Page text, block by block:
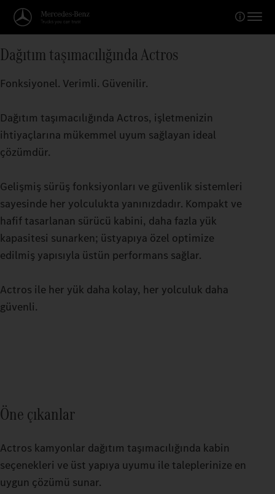
Dağıtım taşımacılığında Actros
Fonksiyonel. Verimli. Güvenilir.
Dağıtım taşımacılığında Actros, işletmenizin
ihtiyaçlarına mükemmel uyum sağlayan ideal
çözümdür.
Gelişmiş sürüş fonksiyonları ve güvenlik sistemleri
sayesinde her yolculukta yanınızdadır. Kompakt ve
hafif tasarlanan sürücü kabini, daha fazla yük
kapasitesi sunarken; üstyapıya özel optimize
edilmiş yapısıyla üstün performans sağlar.
Actros ile her yük daha kolay, her yolculuk daha
güvenli.
Öne çıkanlar
Actros kamyonlar dağıtım taşımacılığında kabin
seçenekleri ve üst yapıya uyumu ile taleplerinize en
uygun çözümü sunar.